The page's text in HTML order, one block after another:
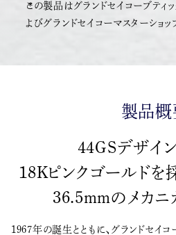
この製品はグランドセイコーブティ
よびグランドセイコーマスターショ
製品概
44GSデザイン
18Kピンクゴールドを
36.5mmのメカニ
1967年の誕生とともに、グランドセイ